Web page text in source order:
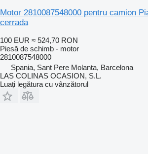
Motor 2810087548000 pentru camion
cerrada
100 EUR ≈ 524,70 RON
Piesă de schimb - motor
2810087548000
Spania, Sant Pere Molanta, Barcelona
LAS COLINAS OCASION, S.L.
Luați legătura cu vânzătorul